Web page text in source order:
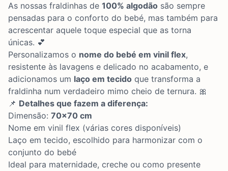
As nossas fraldinhas de 100% algodão são sempre
pensadas para o conforto do bebé, mas também para
acrescentar aquele toque especial que as torna
únicas. 💕
Personalizamos o nome do bebé em vinil flex,
resistente às lavagens e delicado no acabamento, e
adicionamos um laço em tecido que transforma a
fraldinha num verdadeiro mimo cheio de ternura. 🎀
📌 Detalhes que fazem a diferença:
Dimensão: 70x70 cm
Nome em vinil flex (várias cores disponíveis)
Laço em tecido, escolhido para harmonizar com o
conjunto do bebé
Ideal para maternidade, creche ou como presente